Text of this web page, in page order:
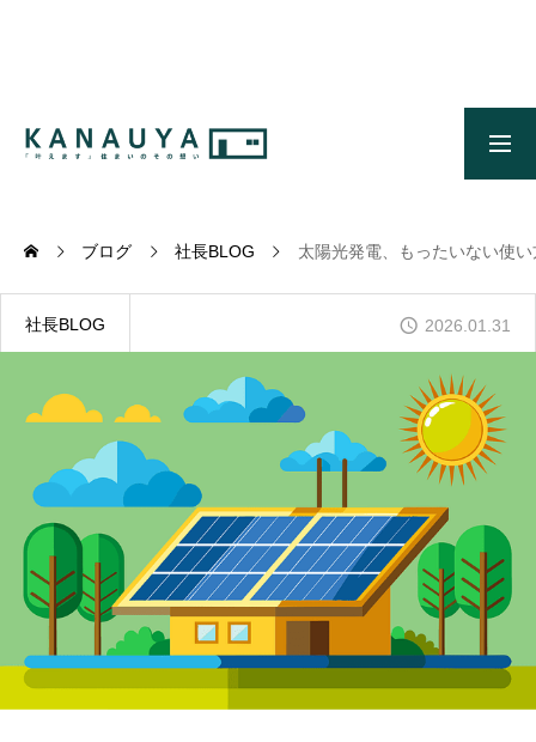
施工事例
ONLINE MODEL HOUSE
オンライン展示場
WORKS
施工事例
GALLERY
かなう家が設計施工した住まいの写真
COMPANY
株式会社かなう家の紹介
ブログ 社長BLOG 太陽光発電、もったいない使
社長BLOG 2026.01.31